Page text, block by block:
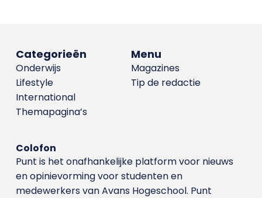
Menu
Magazines
Tip de redactie
Categorieën
Onderwijs
Lifestyle
International
Themapagina’s
Colofon
Punt is het onafhankelijke platform voor nieuws
en opinievorming voor studenten en
medewerkers van Avans Hoge­school. Punt